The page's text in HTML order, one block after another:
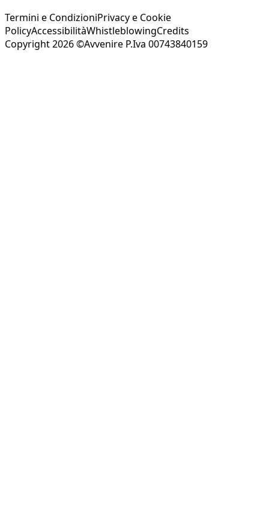
Termini e CondizioniPrivacy e Cookie
PolicyAccessibilitàWhistleblowingCredits
Copyright 2026 ©Avvenire P.Iva 00743840159